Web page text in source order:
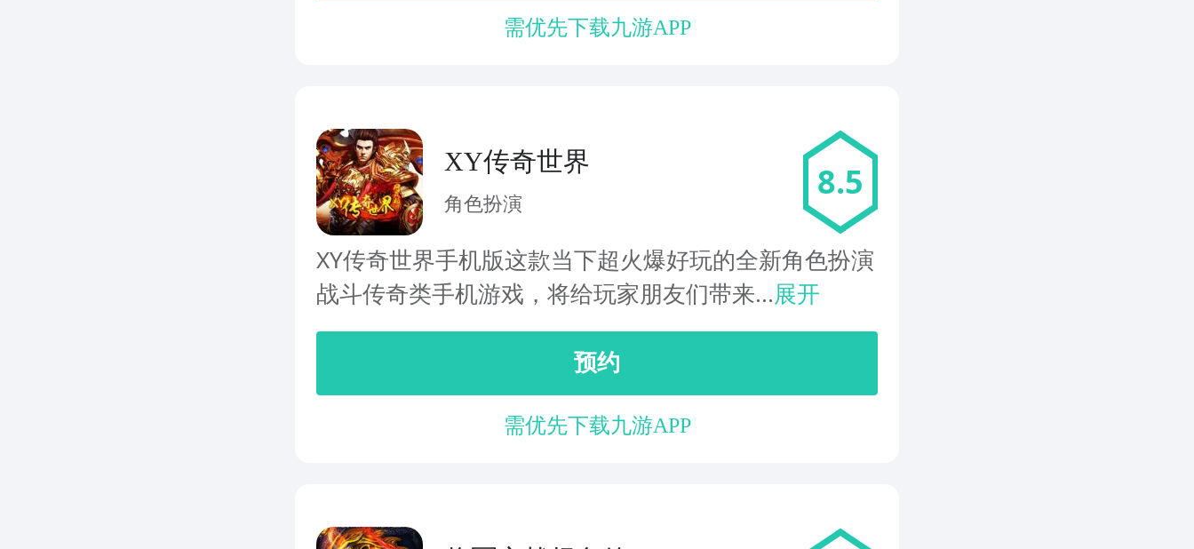
需优先下载九游APP
XY传奇世界
角色扮演
8.5
XY传奇世界手机版这款当下超火爆好玩的全新角色扮演
战斗传奇类手机游戏，将给玩家朋友们带来...展开
预约
需优先下载九游APP